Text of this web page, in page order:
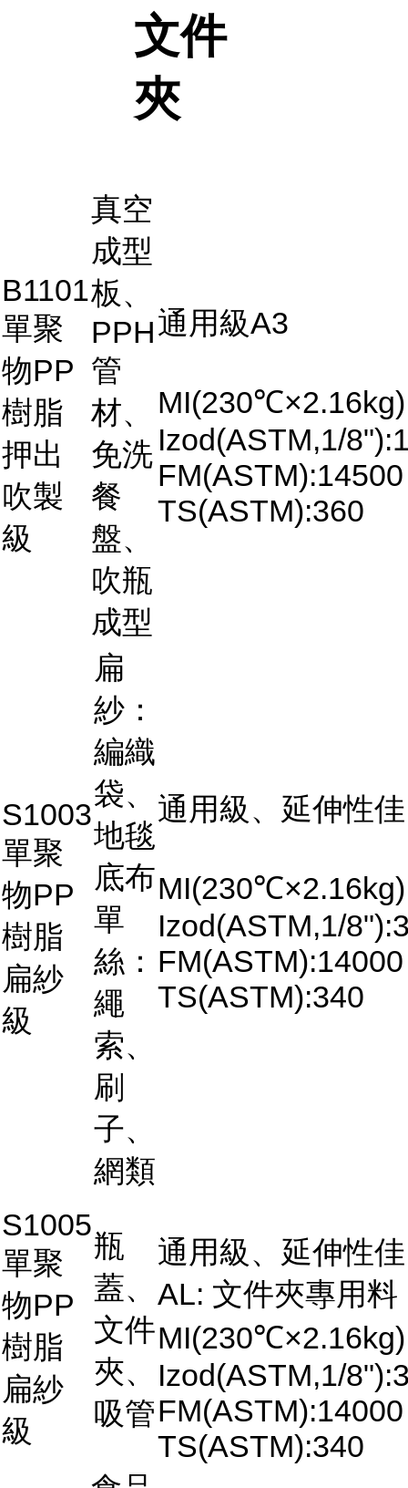
文件
夾
B1101
單聚
物PP
樹脂
押出
吹製
級
真空
成型
板、
PPH
管
材、
免洗
餐
盤、
吹瓶
成型
通用級A3
Izod(ASTM,1/
FM(ASTM):14500
TS(ASTM):360
S1003
單聚
物PP
樹脂
扁紗
級
扁
紗：
編織
袋、
地毯
底布
單
絲：
繩
索、
刷
子、
網類
通用級、延伸性佳
Izod(ASTM,1/
FM(ASTM):14000
TS(ASTM):340
S1005
單聚
物PP
樹脂
扁紗
級
瓶
蓋、
文件
夾、
吸管
通用級、延伸性佳
AL: 文件夾專用料
Izod(ASTM,1/
FM(ASTM):14000
TS(ASTM):340